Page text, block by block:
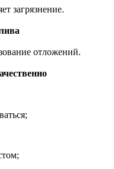
загрязнение.
отложений.